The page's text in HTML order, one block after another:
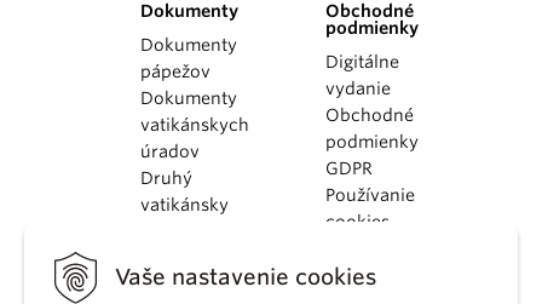
Vaše nastavenie cookies
Dokumenty
Dokumenty
pápežov
Dokumenty
vatikánskych
úradov
Druhý
vatikánsky
KBS
Obchodné
podmienky
Digitálne
vydanie
Obchodné
podmienky
GDPR
Používanie
cookies